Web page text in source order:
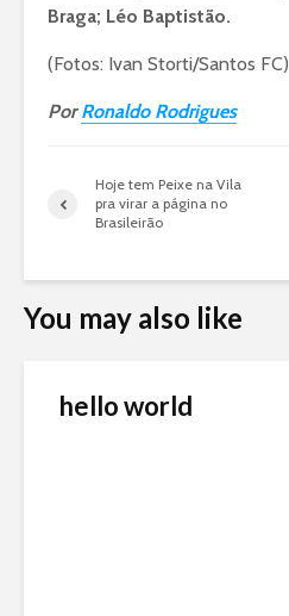
Braga; Léo Baptistão.
(Fotos: Ivan Storti/Santos FC)
PorRonaldo Rodrigues
Hoje tem Peixe na Vila
pra virar a página no
Brasileirão
You may also like
hello world